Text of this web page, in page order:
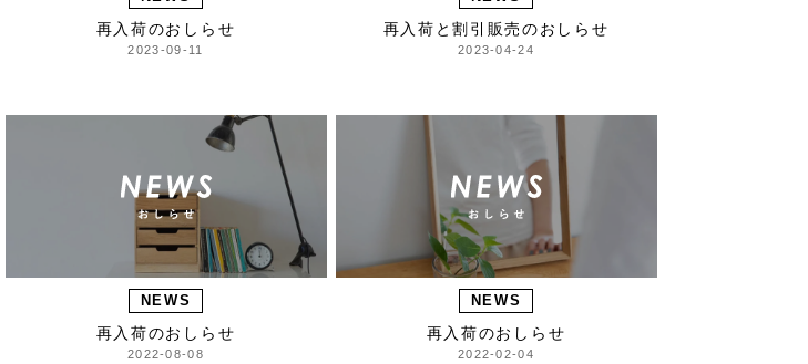
再入荷のおしらせ
2023-09-11
再入荷と割引販売のおしらせ
2023-04-24
NEWS
再入荷のおしらせ
2022-08-08
NEWS
再入荷のおしらせ
2022-02-04